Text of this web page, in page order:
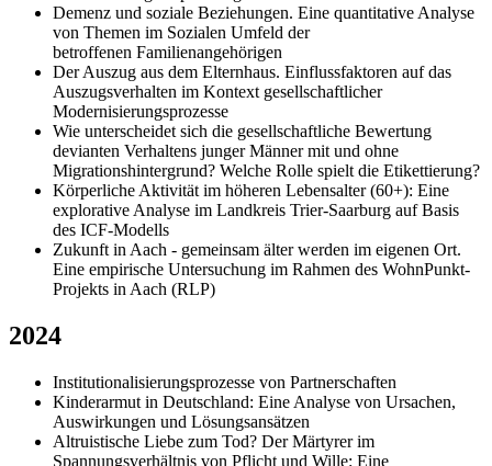
Demenz und soziale Beziehungen. Eine quantitative Analyse
von Themen im Sozialen Umfeld der
betroffenen Familienangehörigen
Der Auszug aus dem Elternhaus. Einflussfaktoren auf das
Auszugsverhalten im Kontext gesellschaftlicher
Modernisierungsprozesse
Wie unterscheidet sich die gesellschaftliche Bewertung
devianten Verhaltens junger Männer mit und ohne
Migrationshintergrund? Welche Rolle spielt die Etikettierung?
Körperliche Aktivität im höheren Lebensalter (60+): Eine
explorative Analyse im Landkreis Trier-Saarburg auf Basis
des ICF-Modells
Zukunft in Aach - gemeinsam älter werden im eigenen Ort.
Eine empirische Untersuchung im Rahmen des WohnPunkt-
Projekts in Aach (RLP)
2024
Institutionalisierungsprozesse von Partnerschaften
Kinderarmut in Deutschland: Eine Analyse von Ursachen,
Auswirkungen und Lösungsansätzen
Altruistische Liebe zum Tod? Der Märtyrer im
Spannungsverhältnis von Pflicht und Wille: Eine